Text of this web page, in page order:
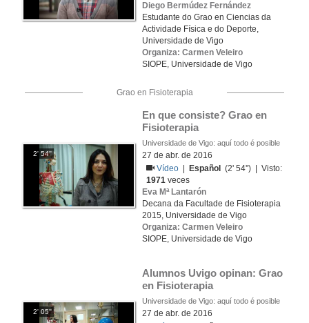
Diego Bermúdez Fernández
Estudante do Grao en Ciencias da
Actividade Física e do Deporte,
Universidade de Vigo
Organiza: Carmen Veleiro
SIOPE, Universidade de Vigo
Grao en Fisioterapia
2' 54''
En que consiste? Grao en
Fisioterapia
Universidade de Vigo: aquí todo é posible
27 de abr. de 2016
Vídeo
Español
(2' 54'') | Visto:
1971 veces
Eva Mª Lantarón
Decana da Facultade de Fisioterapia
2015, Universidade de Vigo
Organiza: Carmen Veleiro
SIOPE, Universidade de Vigo
2' 05''
Alumnos Uvigo opinan: Grao
en Fisioterapia
Universidade de Vigo: aquí todo é posible
27 de abr. de 2016